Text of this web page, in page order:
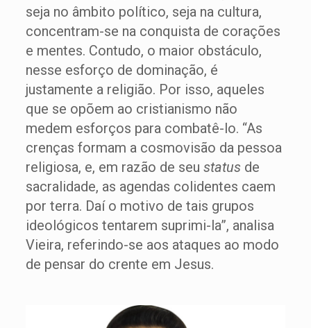
seja no âmbito político, seja na cultura,
concentram-se na conquista de corações
e mentes. Contudo, o maior obstáculo,
nesse esforço de dominação, é
justamente a religião. Por isso, aqueles
que se opõem ao cristianismo não
medem esforços para combatê-lo. “As
crenças formam a cosmovisão da pessoa
religiosa, e, em razão de seu status de
sacralidade, as agendas colidentes caem
por terra. Daí o motivo de tais grupos
ideológicos tentarem suprimi-la”, analisa
Vieira, referindo-se aos ataques ao modo
de pensar do crente em Jesus.